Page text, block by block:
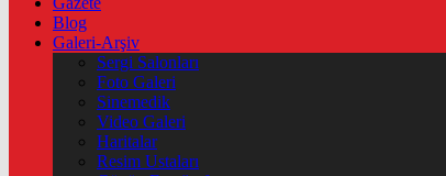
Blog
Galeri-Arşiv
Sergi Salonları
Foto Galeri
Sinemedik
Video Galeri
Haritalar
Resim Ustaları